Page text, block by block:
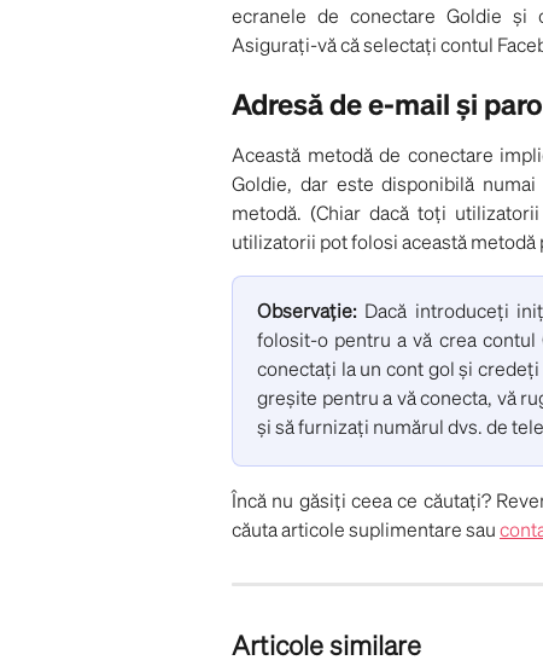
ecranele de conectare Goldie și
Asigurați-vă că selectați contul
Adresă de e-mail și
Această metodă de conectare
Goldie, dar este disponibilă
metodă. (Chiar dacă toți
utilizatorii pot folosi această metodă
Observație: Dacă introduceți
folosit-o pentru a vă crea
conectați la un cont gol și
greșite pentru a vă conecta, vă
și să furnizați numărul dvs. de
Încă nu găsiți ceea ce căutați?
căuta articole suplimentare sau
Articole similare